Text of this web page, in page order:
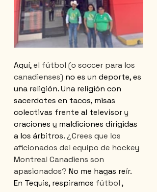
Aquí, el fútbol (o soccer para los
canadienses) no es un deporte, es
una religión. Una religión con
sacerdotes en tacos, misas
colectivas frente al televisor y
oraciones y maldiciones dirigidas
a los árbitros. ¿Crees que los
aficionados del equipo de hockey
Montreal Canadiens son
apasionados? No me hagas reír.
En Tequis, respiramos fútbol ,